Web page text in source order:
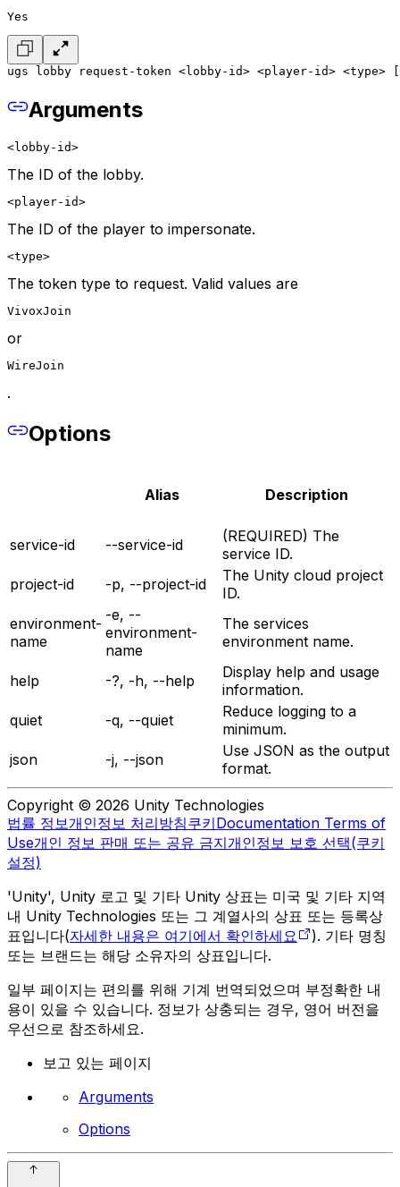
Yes
ugs lobby request-token <lobby-id> <player-id> <type>
Arguments
<lobby-id>
The ID of the lobby.
<player-id>
The ID of the player to impersonate.
<type>
The token type to request. Valid values are
VivoxJoin
or
WireJoin
.
Options
Alias Description
service-id --service-id
(REQUIRED) The
service ID.
project-id
-p, --project-id
The Unity cloud project
ID.
environment-
name
-e, --
environment-
name
The services
environment name.
help -?, -h, --help
Display help and usage
information.
quiet
-q, --quiet
Reduce logging to a
minimum.
json
-j, --json
Use JSON as the output
format.
Copyright © 2026 Unity Technologies
법률 정보개인정보 처리방침쿠키Documentation Terms of
Use개인 정보 판매 또는 공유 금지개인정보 보호 선택(쿠키
설정)
'Unity', Unity 로고 및 기타 Unity 상표는 미국 및 기타 지역
내 Unity Technologies 또는 그 계열사의 상표 또는 등록상
표입니다(자세한 내용은 여기에서 확인하세요
). 기타 명칭
또는 브랜드는 해당 소유자의 상표입니다.
일부 페이지는 편의를 위해 기계 번역되었으며 부정확한 내
용이 있을 수 있습니다. 정보가 상충되는 경우, 영어 버전을
우선으로 참조하세요.
보고 있는 페이지
Arguments
Options